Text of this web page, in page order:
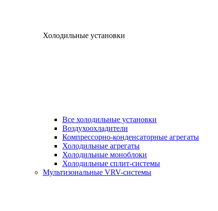
Холодильные установки
Все холодильные установки
Воздухоохладители
Компрессорно-конденсаторные агрегаты
Холодильные агрегаты
Холодильные моноблоки
Холодильные сплит-системы
Мультизональные VRV-системы